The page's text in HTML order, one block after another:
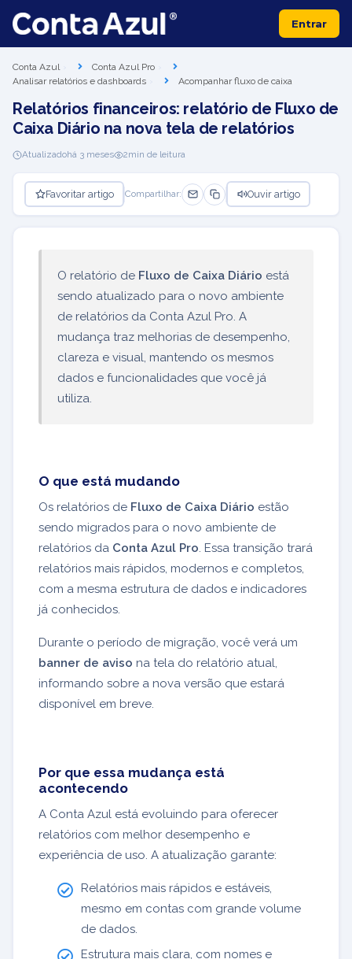
Entrar
Conta Azul
Conta Azul Pro
Analisar relatórios e dashboards
Acompanhar fluxo de caixa
Relatórios financeiros: relatório de Fluxo de
Caixa Diário na nova tela de relatórios
Atualizadohá 3 meses 2min de leitura
Favoritar artigo Compartilhar: Ouvir artigo
O relatório de Fluxo de Caixa Diário está
sendo atualizado para o novo ambiente
de relatórios da Conta Azul Pro. A
mudança traz melhorias de desempenho,
clareza e visual, mantendo os mesmos
dados e funcionalidades que você já
utiliza.
O que está mudando
Os relatórios de Fluxo de Caixa Diário estão
sendo migrados para o novo ambiente de
relatórios da Conta Azul Pro . Essa transição trará
relatórios mais rápidos, modernos e completos,
com a mesma estrutura de dados e indicadores
já conhecidos.
Durante o período de migração, você verá um
banner de aviso na tela do relatório atual,
informando sobre a nova versão que estará
disponível em breve.
Por que essa mudança está
acontecendo
A Conta Azul está evoluindo para oferecer
relatórios com melhor desempenho e
experiência de uso. A atualização garante:
Relatórios mais rápidos e estáveis,
mesmo em contas com grande volume
de dados.
Estrutura mais clara, com nomes e